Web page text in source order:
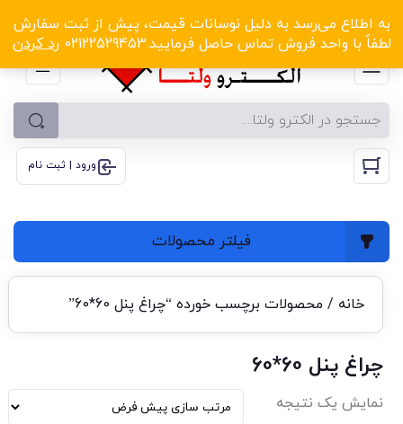
به اطلاع می‌رسد به دلیل نوسانات قیمت، پیش از ثبت سفارش
لطفاً با واحد فروش تماس حاصل فرمایید.02122529453
رد کردن
الکترو ولتا با تخفیف‌های شگفت‌انگیز! کلیک کنید
ورود | ثبت نام
فیلتر محصولات
خانه / محصولات برچسب خورده “چراغ پنل 60*60”
چراغ پنل 60*60
نمایش یک نتیجه